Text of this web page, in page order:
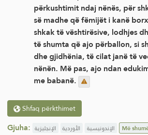
përkushtimit ndaj nënës, për
së madhe që fëmijët i kanë
shkak të vështirësive, lodhjes
të shumta që ajo përballon, si
dhe gjidhënia, të cilat janë të
nënën. Më pas, ajo ndan
me babanë.
Shfaq përkthimet
Gjuha: الإنجليزية الأوردية الإندونيسية Më